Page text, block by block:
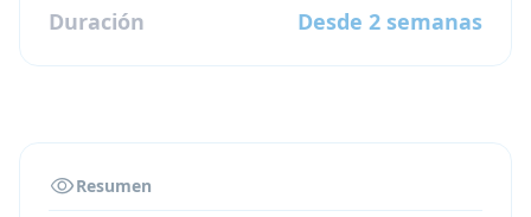
Duración Desde 2 semanas
Resumen